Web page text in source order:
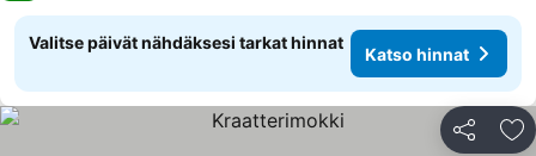
Valitse päivät nähdäksesi tarkat hinnat
Katso hinnat
Jaa